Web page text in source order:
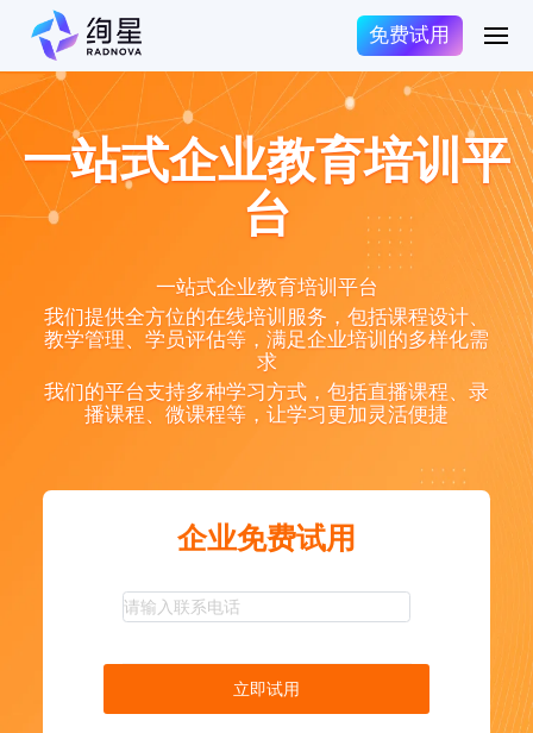
免费试用
一站式企业教育培训平
台
一站式企业教育培训平台
我们提供全方位的在线培训服务，包括课程设计、
教学管理、学员评估等，满足企业培训的多样化需
求
我们的平台支持多种学习方式，包括直播课程、录
播课程、微课程等，让学习更加灵活便捷
企业免费试用
立即试用